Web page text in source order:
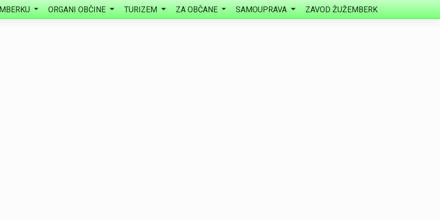
ORGANI OBČINE TURIZEM ZA OBČANE SAMOUPRAVA ZAVOD ŽUŽEMBERK